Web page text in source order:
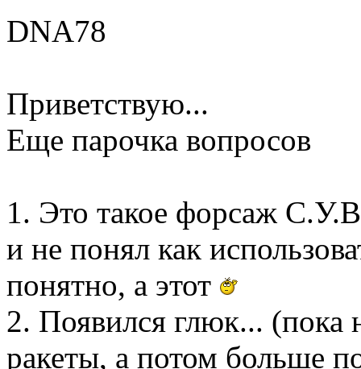
DNA78
Приветствую...
Еще парочка вопросов
1. Это такое форсаж
и не понял как
понятно, а этот
2. Появился глюк... (пока
ракеты, а потом больше